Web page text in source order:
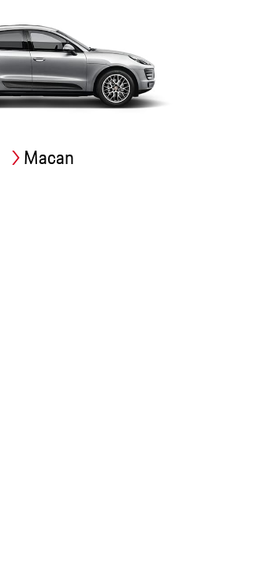
Macan